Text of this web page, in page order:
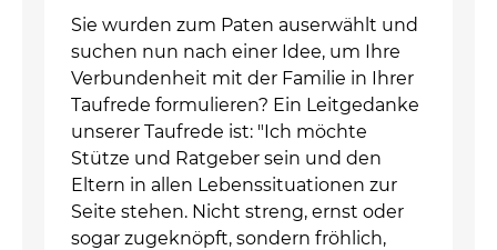
Sie wurden zum Paten auserwählt und
suchen nun nach einer Idee, um Ihre
Verbundenheit mit der Familie in Ihrer
Taufrede formulieren? Ein Leitgedanke
unserer Taufrede ist: "Ich möchte
Stütze und Ratgeber sein und den
Eltern in allen Lebenssituationen zur
Seite stehen. Nicht streng, ernst oder
sogar zugeknöpft, sondern fröhlich,